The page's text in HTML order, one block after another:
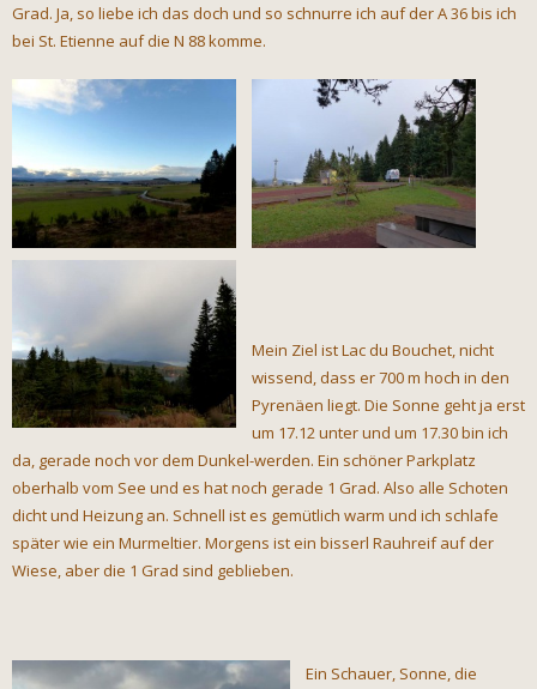
Grad. Ja, so liebe ich das doch und so schnurre ich auf der A 36 bis ich
bei St. Etienne auf die N 88 komme.
Mein Ziel ist Lac du Bouchet, nicht
wissend, dass er 700 m hoch in den
Pyrenäen liegt. Die Sonne geht ja erst
um 17.12 unter und um 17.30 bin ich
da, gerade noch vor dem Dunkel-werden. Ein schöner Parkplatz
oberhalb vom See und es hat noch gerade 1 Grad. Also alle Schoten
dicht und Heizung an. Schnell ist es gemütlich warm und ich schlafe
später wie ein Murmeltier. Morgens ist ein bisserl Rauhreif auf der
Wiese, aber die 1 Grad sind geblieben.
Ein Schauer, Sonne, die